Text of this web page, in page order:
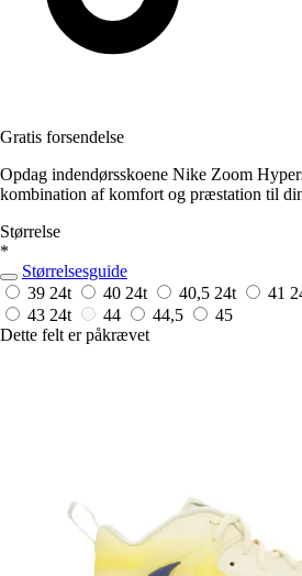
Gratis forsendelse
Opdag indendørsskoene Nike Zoom
kombination af komfort og præstation til
Størrelse
*
Størrelsesguide
39 24t 40 24t 40,5 24t 41
43 24t 44 44,5
45
Dette felt er påkrævet